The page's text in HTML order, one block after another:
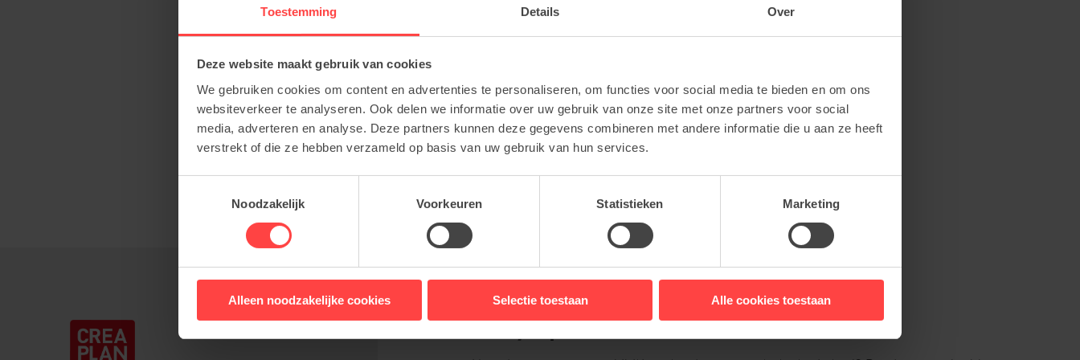
Toestemming Details Over
Deze website maakt gebruik van cookies
We gebruiken cookies om content en advertenties te personaliseren, om functies voor social media te bieden en om ons
websiteverkeer te analyseren. Ook delen we informatie over uw gebruik van onze site met onze partners voor social
media, adverteren en analyse. Deze partners kunnen deze gegevens combineren met andere informatie die u aan ze heeft
verstrekt of die ze hebben verzameld op basis van uw gebruik van hun services.
Noodzakelijk
Voorkeuren Statistieken Marketing
Alleen noodzakelijke cookies Selectie toestaan Alle cookies toestaan
Creaplan